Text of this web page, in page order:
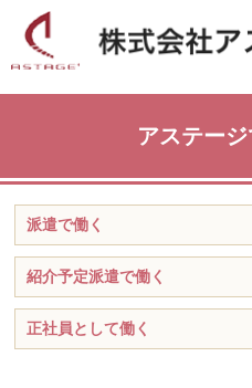
アステー
派遣で働く
紹介予定派遣で働く
正社員として働く